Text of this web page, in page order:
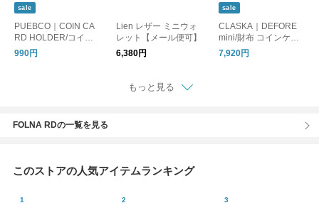
sale
PUEBCO｜COIN CA
RD HOLDER/コイン
ケース
990円
Lien レザー ミニウォ
レット【メール便可】
6,380円
sale
CLASKA｜DEFORE
mini/財布 コインケー
ス
7,920円
もっと見る
FOLNA RDの一覧を見る
このストアの人気アイテムランキング